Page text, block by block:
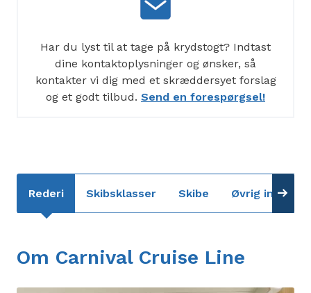
Har du lyst til at tage på krydstogt? Indtast
dine kontaktoplysninger og ønsker, så
kontakter vi dig med et skræddersyet forslag
og et godt tilbud. Send en forespørgsel!
Rederi Skibsklasser Skibe Øvrig
Om Carnival Cruise Line